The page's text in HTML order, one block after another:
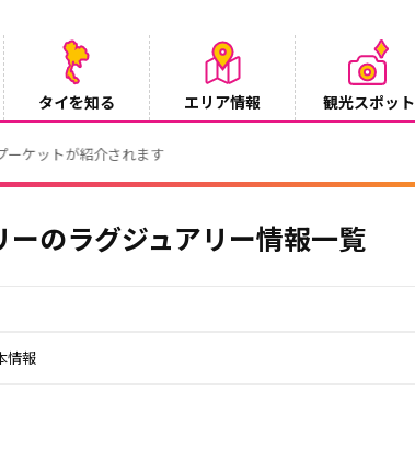
タイを知る エリア情報 観光スポット
でタイパンツを当てようキャンペーン
ーのラグジュアリー情報一覧
情報